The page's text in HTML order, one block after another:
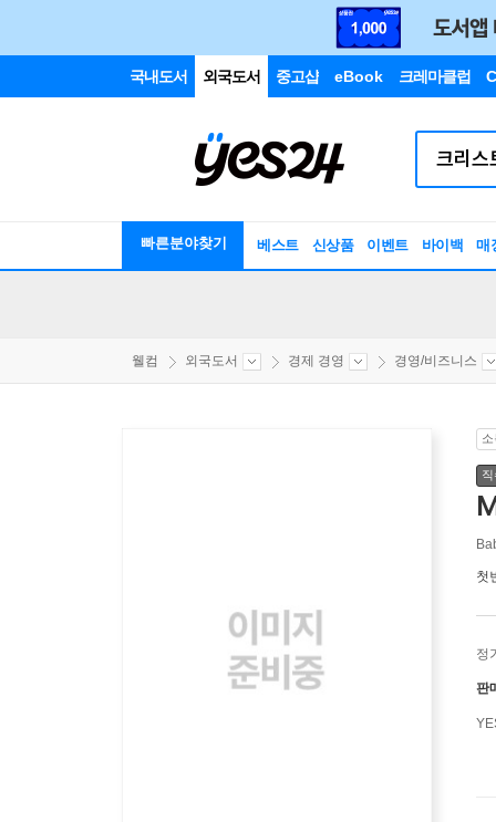
국내도서 외국도서 중고샵 eBook 크레마클럽
빠른분야찾기 베스트 신상품 이벤트 바이백 매
웰컴 외국도서 경제 경영 경영/비즈니스
첫
정
판